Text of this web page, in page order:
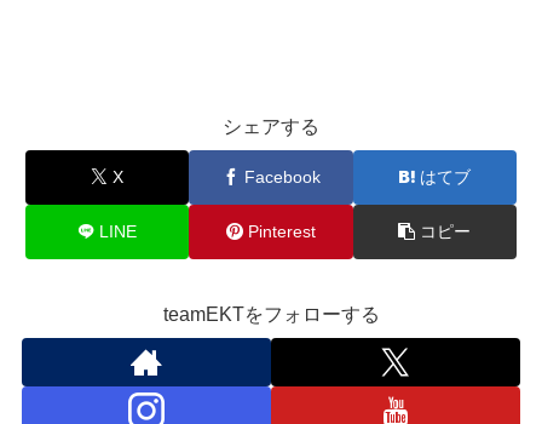
シェアする
X Facebook はてブ
LINE Pinterest コピー
teamEKTをフォローする